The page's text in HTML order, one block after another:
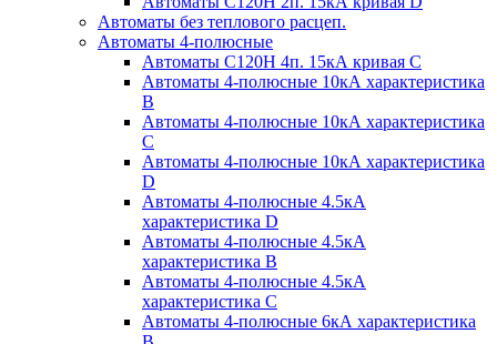
Автоматы без теплового расцеп.
Автоматы 4-полюсные
Автоматы С120H 4п. 15кА кривая C
Автоматы 4-полюсные 10кА характеристика
B
Автоматы 4-полюсные 10кА характеристика
C
Автоматы 4-полюсные 10кА характеристика
D
Автоматы 4-полюсные 4.5кА
характеристика D
Автоматы 4-полюсные 4.5кА
характеристика В
Автоматы 4-полюсные 4.5кА
характеристика С
Автоматы 4-полюсные 6кА характеристика